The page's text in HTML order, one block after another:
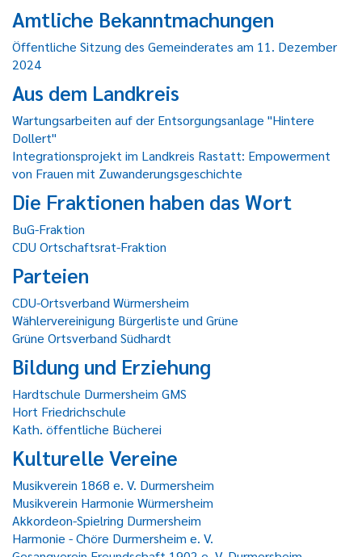
Amtliche Bekanntmachungen
Öffentliche Sitzung des Gemeinderates am 11. Dezember
2024
Aus dem Landkreis
Wartungsarbeiten auf der Entsorgungsanlage "Hintere
Dollert"
Integrationsprojekt im Landkreis Rastatt: Empowerment
von Frauen mit Zuwanderungsgeschichte
Die Fraktionen haben das Wort
BuG-Fraktion
CDU Ortschaftsrat-Fraktion
Parteien
CDU-Ortsverband Würmersheim
Wählervereinigung Bürgerliste und Grüne
Grüne Ortsverband Südhardt
Bildung und Erziehung
Hardtschule Durmersheim GMS
Hort Friedrichschule
Kath. öffentliche Bücherei
Kulturelle Vereine
Musikverein 1868 e. V. Durmersheim
Musikverein Harmonie Würmersheim
Akkordeon-Spielring Durmersheim
Harmonie - Chöre Durmersheim e. V.